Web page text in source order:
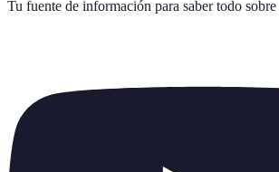
Tu fuente de información para saber todo sobre